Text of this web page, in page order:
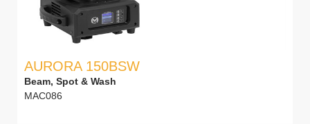
AURORA 150BSW
Beam, Spot & Wash
MAC086